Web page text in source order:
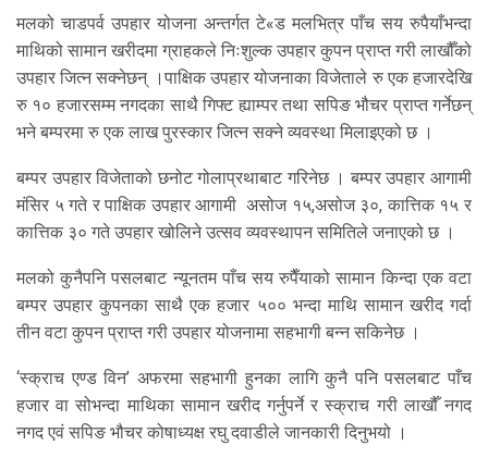
मलको चाडपर्व उपहार योजना अन्तर्गत टे«ड मलभित्र पाँच सय रुपैयाँभन्दा
माथिको सामान खरीदमा ग्राहकले निःशुल्क उपहार कुपन प्राप्त गरी लाखौँको
उपहार जित्न सक्नेछन् ।पाक्षिक उपहार योजनाका विजेताले रु एक हजारदेखि
रु १० हजारसम्म नगदका साथै गिफ्ट ह्याम्पर तथा सपिङ भौचर प्राप्त गर्नेछन्
भने बम्परमा रु एक लाख पुरस्कार जित्न सक्ने व्यवस्था मिलाइएको छ ।
बम्पर उपहार विजेताको छनोट गोलाप्रथाबाट गरिनेछ । बम्पर उपहार आगामी
मंसिर ५ गते र पाक्षिक उपहार आगामी असोज १५,असोज ३०, कात्तिक १५ र
कात्तिक ३० गते उपहार खोलिने उत्सव व्यवस्थापन समितिले जनाएको छ ।
मलको कुनैपनि पसलबाट न्यूनतम पाँच सय रुपैँयाको सामान किन्दा एक वटा
बम्पर उपहार कुपनका साथै एक हजार ५०० भन्दा माथि सामान खरीद गर्दा
तीन वटा कुपन प्राप्त गरी उपहार योजनामा सहभागी बन्न सकिनेछ ।
‘स्क्राच एण्ड विन’ अफरमा सहभागी हुनका लागि कुनै पनि पसलबाट पाँच
हजार वा सोभन्दा माथिका सामान खरीद गर्नुपर्ने र स्क्राच गरी लाखौँ नगद
नगद एवं सपिङ भौचर कोषाध्यक्ष रघु दवाडीले जानकारी दिनुभयो ।